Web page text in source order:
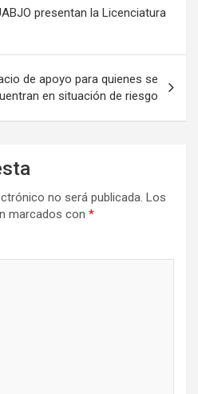
presentan la Licenciatura
de apoyo para quienes se
en situación de riesgo
no será publicada. Los
marcados con *